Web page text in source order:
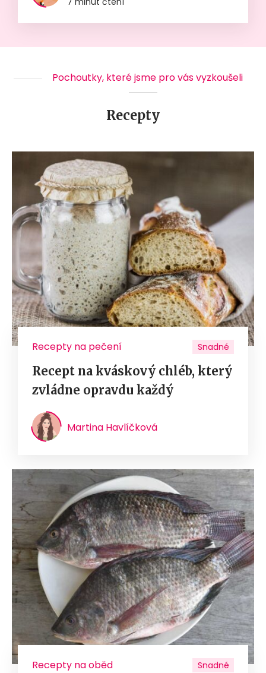
Pochoutky, které jsme pro vás vyzkoušeli
Recepty
Recepty na pečení Snadné
Recept na kváskový chléb, který
zvládne opravdu každý
Martina Havlíčková
Recepty na oběd Snadné